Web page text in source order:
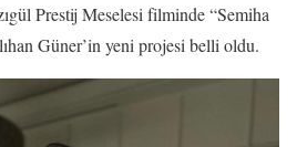
Prestij Meselesi filminde “Semiha
Güner’in yeni projesi belli oldu.